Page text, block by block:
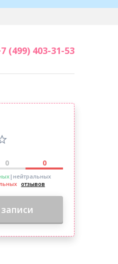
(499) 403-31-53
0 0
|нейтральных
отзывов